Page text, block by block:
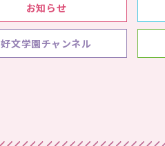
お知らせ
好文学園チャンネル